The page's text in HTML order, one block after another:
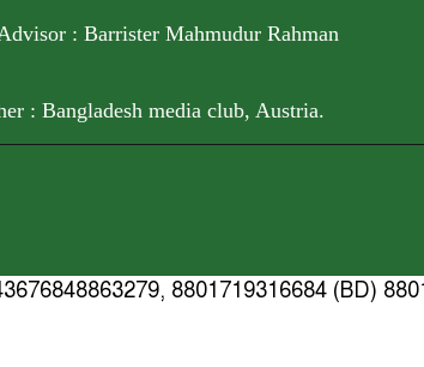
: Barrister Mahmudur Rahman
: Bangladesh media club, Austria.
8801719316684 (BD)